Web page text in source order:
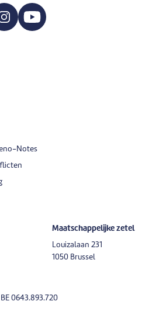
Notes
Maatschappelijke zetel
Louizalaan 231
1050 Brussel
BE 0643.893.720